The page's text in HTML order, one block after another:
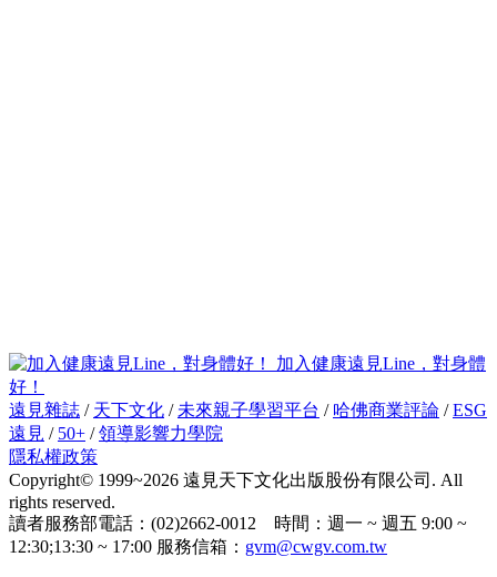
加入健康遠見Line，對身體
好！
遠見雜誌 / 天下文化 / 未來親子學習平台 / 哈佛商業評論 /ESG
遠見 / 50+ /領導影響力學院
隱私權政策
Copyright© 1999~2026 遠見天下文化出版股份有限公司. All
rights reserved.
讀者服務部電話：(02)2662-0012 時間：週一 ~ 週五 9:00 ~
12:30;13:30 ~ 17:00 服務信箱： gvm@cwgv.com.tw